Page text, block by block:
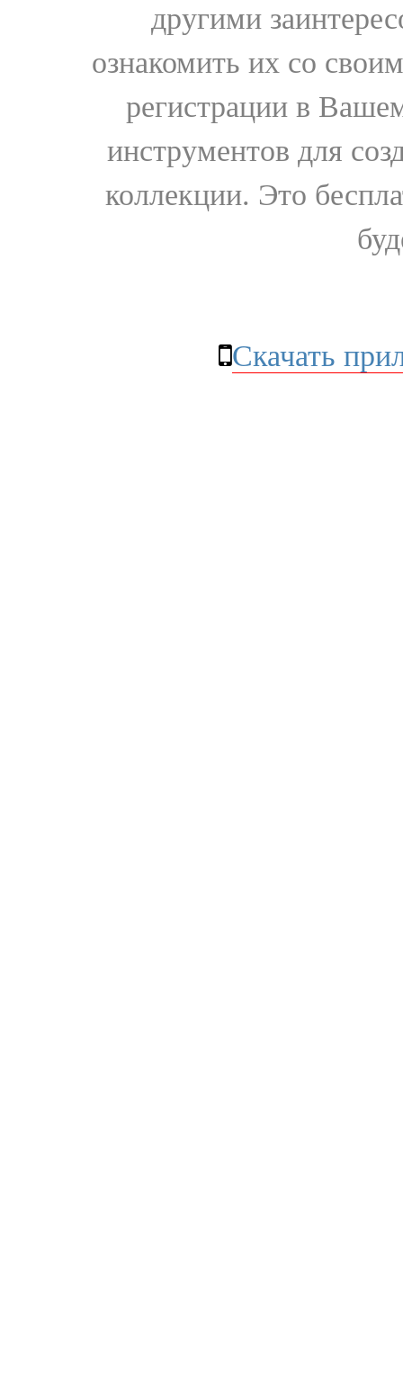
другими
ознакомить их со
регистрации в
инструментов для
коллекции. Это
Скачать